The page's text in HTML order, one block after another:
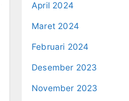
April 2024
Maret 2024
Februari 2024
Desember 2023
November 2023